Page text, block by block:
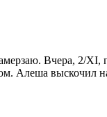
Вчера, 2/
Алеша выскочил